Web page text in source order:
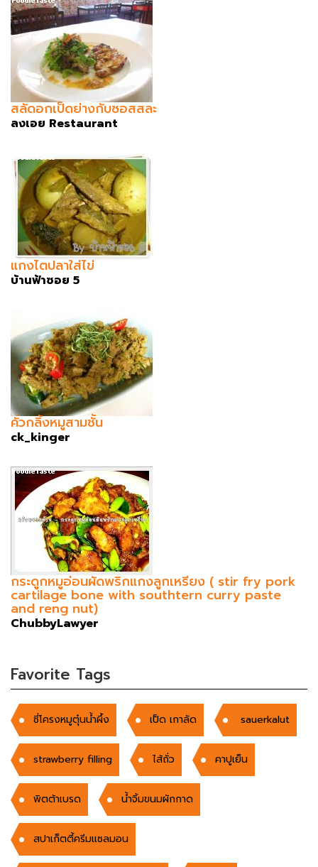
สลัดอกเป็ดย่างกับซอสสละ
ลงเอย Restaurant
แกงไตปลาใส่ไข่
บ้านฟ้าซอย 5
คั่วกลิ้งหมูสามชั้น
ck_kinger
กระดูกหมูอ่อนผัดพริกแกงลูกเหรียง ( stir fry pork
cartilage bone with southtern curry paste
and reng nut)
ChubbyLawyer
Favorite Tags
ซี่โครงหมูตุ๋นน้ำผึ้ง เป็ด เกาลัด sauerkalut
strawberry filling ไส้ถั่ว คาปูเย็น
พิตต้าเบรด น้ำจิ้มขนมผักกาด
สปาเก็ตตี้ครีมแซลมอน